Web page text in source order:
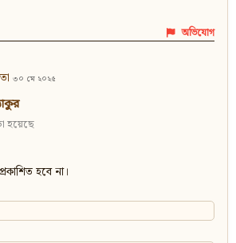
অভিযোগ
৩০ মে ২০২৫
হয়েছে
হবে না।